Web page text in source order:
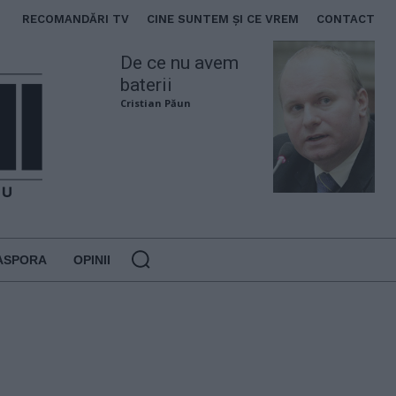
RECOMANDĂRI TV CINE SUNTEM ȘI CE VREM CONTACT
De ce nu avem
baterii
Cristian Păun
OPINII